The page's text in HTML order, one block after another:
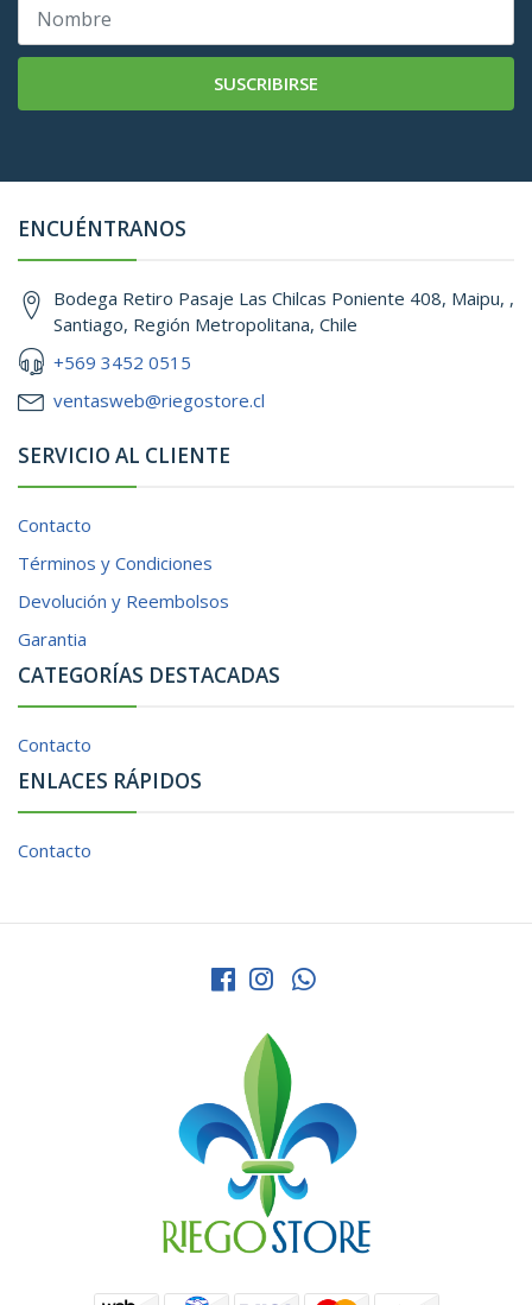
SUSCRIBIRSE
ENCUÉNTRANOS
Bodega Retiro Pasaje Las Chilcas Poniente 408, Maipu, ,
Santiago, Región Metropolitana, Chile
+569 3452 0515
ventasweb@riegostore.cl
SERVICIO AL CLIENTE
Contacto
Términos y Condiciones
Devolución y Reembolsos
Garantia
CATEGORÍAS DESTACADAS
Contacto
ENLACES RÁPIDOS
Contacto